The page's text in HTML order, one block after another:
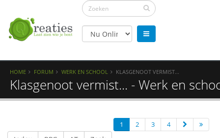
HOME FORUM WERK EN SCHOOL KLASGENOOT VERMIST...
Klasgenoot vermist... - Werk en
1 2 3 4